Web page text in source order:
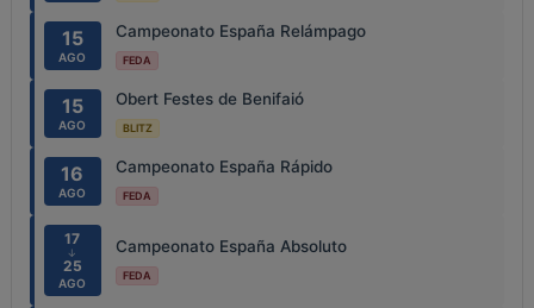
15
AGO
Campeonato España Relámpago
FEDA
15
AGO
Obert Festes de Benifaió
BLITZ
16
AGO
Campeonato España Rápido
FEDA
17
↓
25
AGO
Campeonato España Absoluto
FEDA